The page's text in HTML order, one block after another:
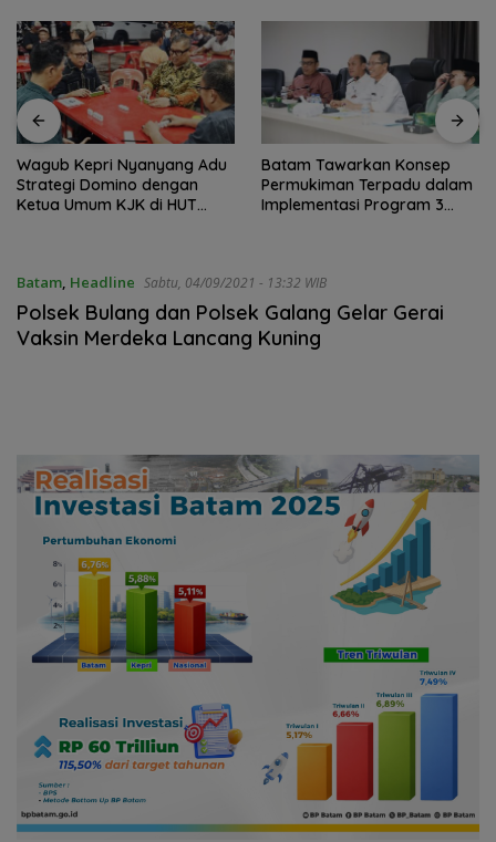
Wagub Kepri Nyanyang Adu
Strategi Domino dengan
Ketua Umum KJK di HUT
Batam Tawarkan Konsep
Permukiman Terpadu dalam
Implementasi Program 3
Batam, Headline Sabtu, 04/09/2021 - 13:32 WIB
Polsek Bulang dan Polsek Galang Gelar Gerai
Vaksin Merdeka Lancang Kuning